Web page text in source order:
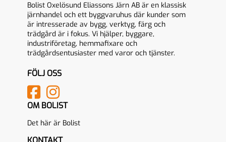
Bolist Oxelösund Eliassons Järn AB är en klassisk
järnhandel och ett byggvaruhus där kunder som
är intresserade av bygg, verktyg, färg och
trädgård är i fokus. Vi hjälper, byggare,
industriföretag, hemmafixare och
trädgårdsentusiaster med varor och tjänster.
FÖLJ OSS
OM BOLIST
Det här är Bolist